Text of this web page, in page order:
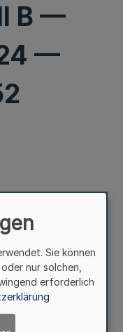
B —
—
4. 1997 = MBl. NW.
der
nach G 131
1952 — II B —
52
Sie können
nur solchen,
erforderlich